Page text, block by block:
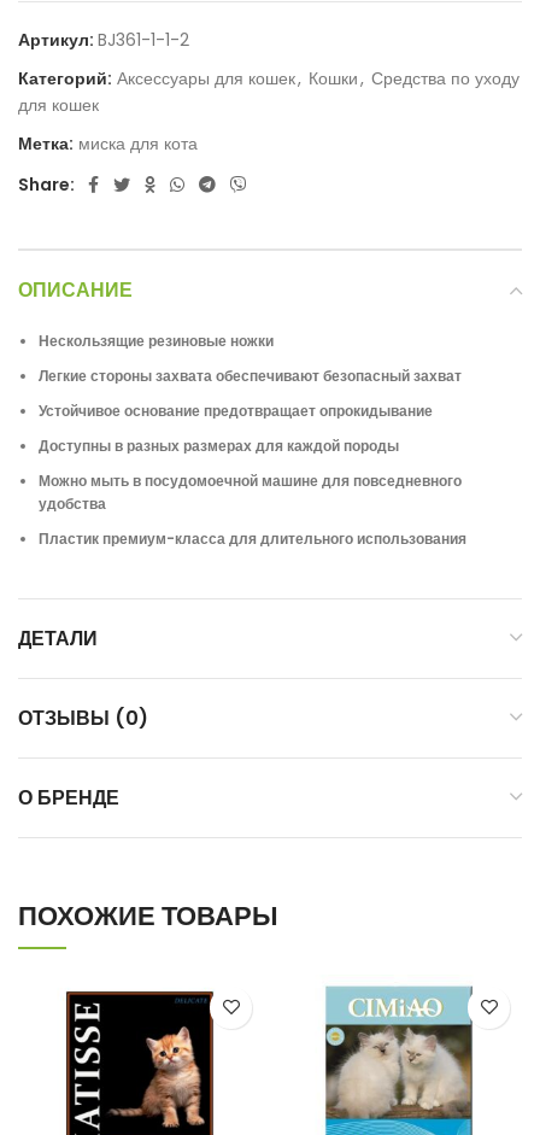
Артикул: BJ361-1-1-2
Категорий: Аксессуары для кошек, Кошки, Средства по уходу
для кошек
Метка: миска для кота
Share:
ОПИСАНИЕ
Нескользящие резиновые ножки
Легкие стороны захвата обеспечивают безопасный захват
Устойчивое основание предотвращает опрокидывание
Доступны в разных размерах для каждой породы
Можно мыть в посудомоечной машине для повседневного
удобства
Пластик премиум-класса для длительного использования
ДЕТАЛИ
ОТЗЫВЫ (0)
О БРЕНДЕ
ПОХОЖИЕ ТОВАРЫ